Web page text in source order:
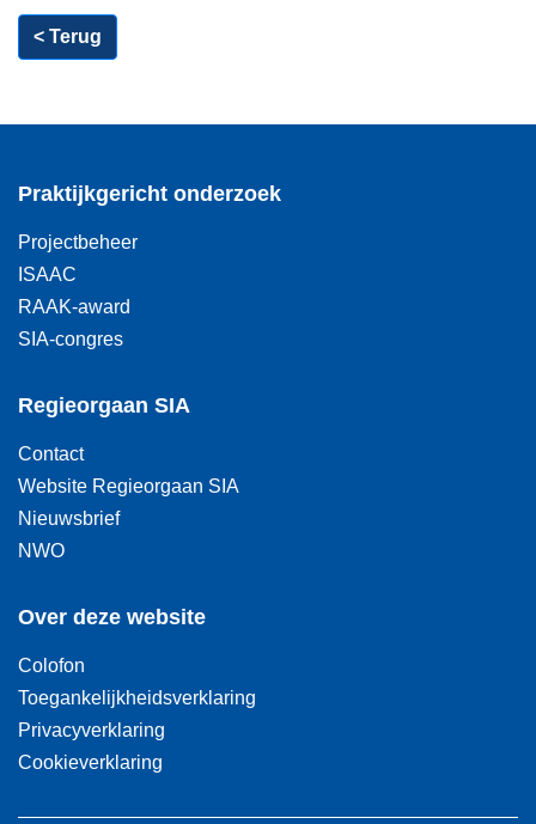
< Terug
Praktijkgericht onderzoek
Projectbeheer
ISAAC
RAAK-award
SIA-congres
Regieorgaan SIA
Contact
Website Regieorgaan SIA
Nieuwsbrief
NWO
Over deze website
Colofon
Toegankelijkheidsverklaring
Privacyverklaring
Cookieverklaring